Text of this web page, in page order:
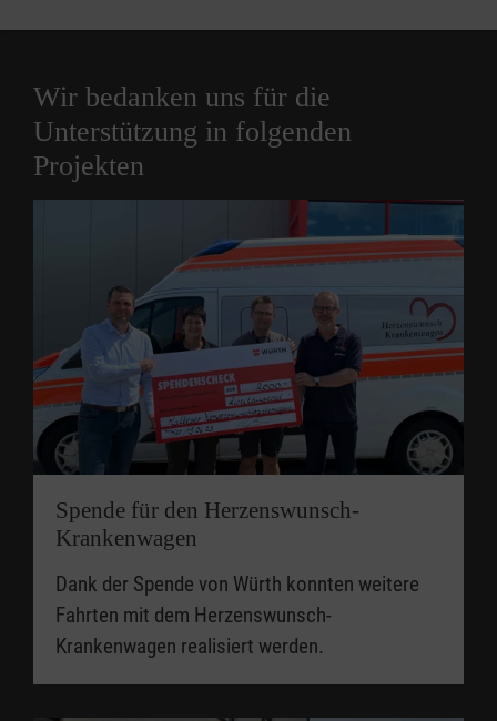
Wir bedanken uns für die
Unterstützung in folgenden
Projekten
Spende für den Herzenswunsch-
Krankenwagen
Dank der Spende von Würth konnten weitere
Fahrten mit dem Herzenswunsch-
Krankenwagen realisiert werden.